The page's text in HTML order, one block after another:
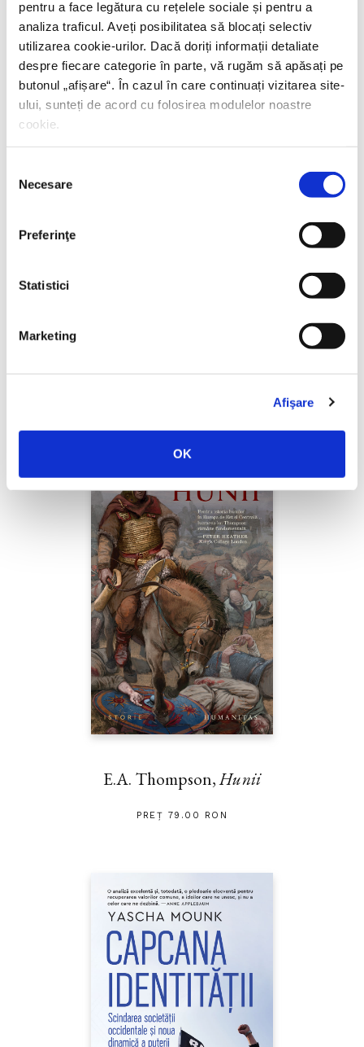
pentru a face legătura cu rețelele sociale și pentru a
analiza traficul. Aveți posibilitatea să blocați selectiv
utilizarea cookie-urilor. Dacă doriți informații detaliate
despre fiecare categorie în parte, vă rugăm să apăsați pe
butonul „ afișare“. În cazul în care continuați vizitarea site-
ului, sunteți de acord cu folosirea modulelor noastre
cookie.
consimțământului
Necesare
Preferinţe
Statistici
Marketing
Afişare
OK
E.A. Thompson,Hunii
PREȚ 79.00 RON